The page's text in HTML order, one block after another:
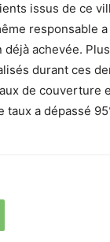
issus de ce
achevée.
durant ces
de couverture
taux a dépassé